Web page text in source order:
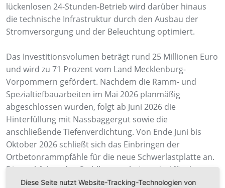
lückenlosen 24-Stunden-Betrieb wird darüber hinaus
die technische Infrastruktur durch den Ausbau der
Stromversorgung und der Beleuchtung optimiert.
Das Investitionsvolumen beträgt rund 25 Millionen Euro
und wird zu 71 Prozent vom Land Mecklenburg-
Vorpommern gefördert. Nachdem die Ramm- und
Spezialtiefbauarbeiten im Mai 2026 planmäßig
abgeschlossen wurden, folgt ab Juni 2026 die
Hinterfüllung mit Nassbaggergut sowie die
anschließende Tiefenverdichtung. Von Ende Juni bis
Oktober 2026 schließt sich das Einbringen der
Ortbetonrammpfähle für die neue Schwerlastplatte an.
Die nachfolgenden Stahlbetonarbeiten sind für den
Zeitraum von August 2026 bis Januar 2027 angesetzt. Ab
Diese Seite nutzt Website-Tracking-Technologien von